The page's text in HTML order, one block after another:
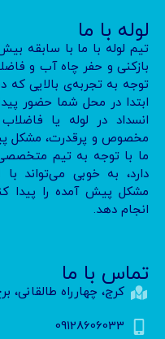
لوله با ما
تیم لوله با ما با سابقه
بازکنی و حفر چاه آب و
توجه به تجربه‌ی بالایی که
ابتدا در محل شما حضور
انسداد در لوله یا
مخصوص و پرقدرت، مشکل
ما با توجه به تیم
دارد، به خوبی می‌تواند
مشکل پیش آمده را پیدا
انجام دهد.
تماس با ما
کرج، چهارراه طالقانی،
09128606033